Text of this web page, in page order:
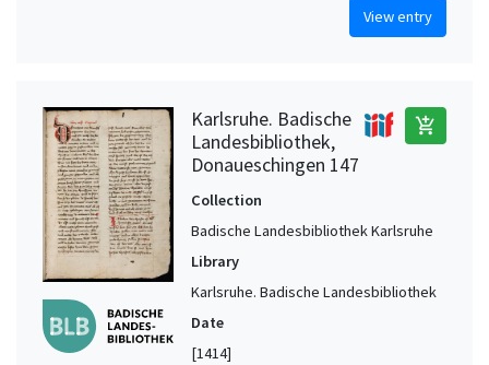
View entry
Karlsruhe. Badische
Landesbibliothek,
Donaueschingen 147
add_shopping_cart
Collection
Badische Landesbibliothek Karlsruhe
Library
Karlsruhe. Badische Landesbibliothek
Date
[1414]